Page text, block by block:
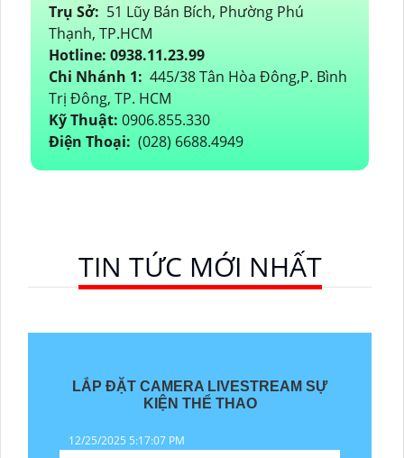
Trụ Sở: 51 Lũy Bán Bích, Phường Phú
Thạnh, TP.HCM
Hotline: 0938.11.23.99
Chi Nhánh 1: 445/38 Tân Hòa Đông,P. Bình
Trị Đông, TP. HCM
Kỹ Thuật: 0906.855.330
Điện Thoại: (028) 6688.4949
TIN TỨC MỚI NHẤT
LẮP ĐẶT CAMERA LIVESTREAM SỰ
KIỆN THỂ THAO
12/25/2025 5:17:07 PM